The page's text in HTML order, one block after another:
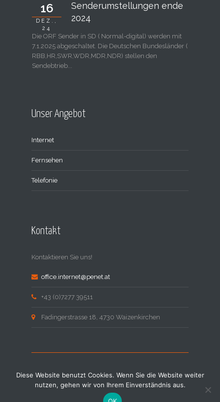
16
DEZ.,
24
Senderumstellungen ende
2024
Die ORF Sender in SD ( Normal-digital) werden mit
7.1.2025 abgeschaltet. Die Deutschen Bundesländer (
RBB,HR,SWR,WDR,MDR,NDR) stellen den
Sendebtrieb...
Unser Angebot
Internet
Fernsehen
Telefonie
Kontakt
Kontaktieren Sie uns!
office.internet@penet.at
+43 (0)7277 39511
Fadingerstrasse 18, 4730 Waizenkirchen
© COPYRIGHT MAX PETRIC | WEBSEITEN
ERSTELLUNG: BLUEWEB - WEBDESIGN
Diese Website benutzt Cookies. Wenn Sie die Website weiter
nutzen, gehen wir von Ihrem Einverständnis aus.